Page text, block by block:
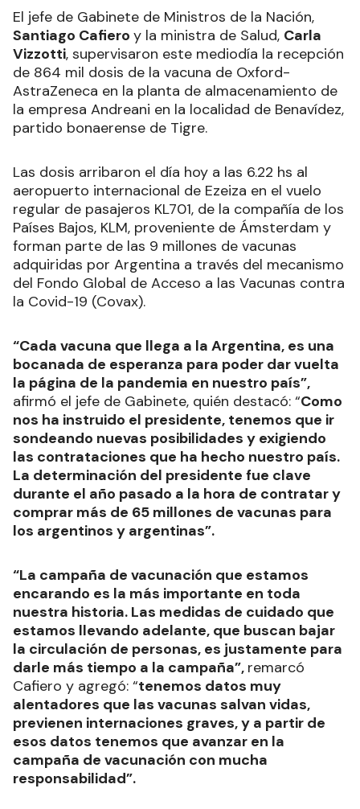
El jefe de Gabinete de Ministros de la Nación,
Santiago Cafiero y la ministra de Salud, Carla
Vizzotti, supervisaron este mediodía la recepción
de 864 mil dosis de la vacuna de Oxford-
AstraZeneca en la planta de almacenamiento de
la empresa Andreani en la localidad de Benavídez,
partido bonaerense de Tigre.
Las dosis arribaron el día hoy a las 6.22 hs al
aeropuerto internacional de Ezeiza en el vuelo
regular de pasajeros KL701, de la compañía de los
Países Bajos, KLM, proveniente de Ámsterdam y
forman parte de las 9 millones de vacunas
adquiridas por Argentina a través del mecanismo
del Fondo Global de Acceso a las Vacunas contra
la Covid-19 (Covax).
“Cada vacuna que llega a la Argentina, es una
bocanada de esperanza para poder dar vuelta
la página de la pandemia en nuestro país”,
afirmó el jefe de Gabinete, quién destacó: “Como
nos ha instruido el presidente, tenemos que ir
sondeando nuevas posibilidades y exigiendo
las contrataciones que ha hecho nuestro país.
La determinación del presidente fue clave
durante el año pasado a la hora de contratar y
comprar más de 65 millones de vacunas para
los argentinos y argentinas”.
“La campaña de vacunación que estamos
encarando es la más importante en toda
nuestra historia. Las medidas de cuidado que
estamos llevando adelante, que buscan bajar
la circulación de personas, es justamente para
darle más tiempo a la campaña”, remarcó
Cafiero y agregó: “tenemos datos muy
alentadores que las vacunas salvan vidas,
previenen internaciones graves, y a partir de
esos datos tenemos que avanzar en la
campaña de vacunación con mucha
responsabilidad”.